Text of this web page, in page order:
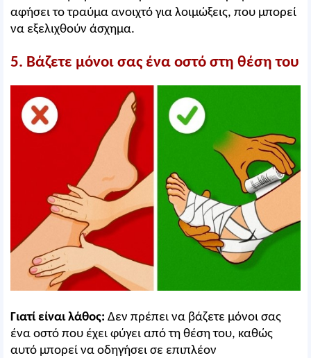
αφήσει το τραύμα ανοιχτό για λοιμώξεις, που μπορεί
να εξελιχθούν άσχημα.
5. Βάζετε μόνοι σας ένα οστό στη θέση του
Γιατί είναι λάθος: Δεν πρέπει να βάζετε μόνοι σας
ένα οστό που έχει φύγει από τη θέση του, καθώς
αυτό μπορεί να οδηγήσει σε επιπλέον